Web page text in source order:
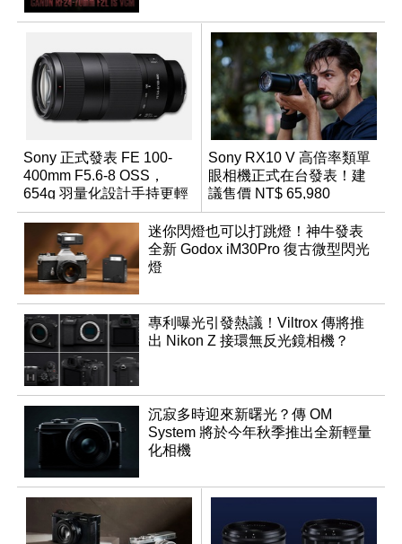
Sony 正式發表 FE 100-
400mm F5.6-8 OSS，
654g 羽量化設計手持更輕
鬆
Sony RX10 V 高倍率類單
眼相機正式在台發表！建
議售價 NT$ 65,980
迷你閃燈也可以打跳燈！神牛發表
全新 Godox iM30Pro 復古微型閃光
燈
專利曝光引發熱議！Viltrox 傳將推
出 Nikon Z 接環無反光鏡相機？
沉寂多時迎來新曙光？傳 OM
System 將於今年秋季推出全新輕量
化相機